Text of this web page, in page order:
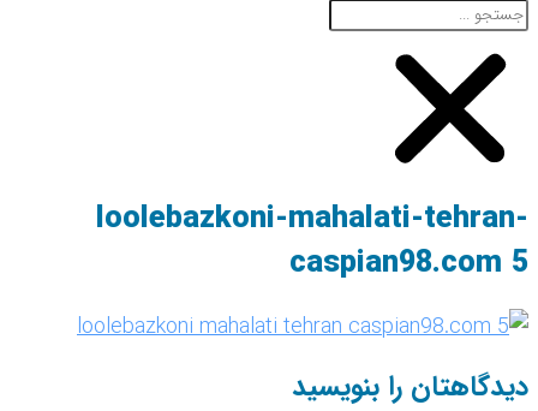
loolebazkoni-mahalati-tehran-
caspian98.com 5
دیدگاهتان را بنویسید